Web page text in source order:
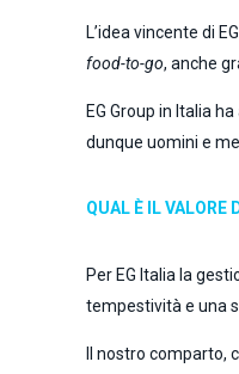
L’idea vincente di
food-to-go, anche
EG Group in Italia
dunque uomini e
QUAL È IL VALORE
Per EG Italia la
tempestività e una
Il nostro